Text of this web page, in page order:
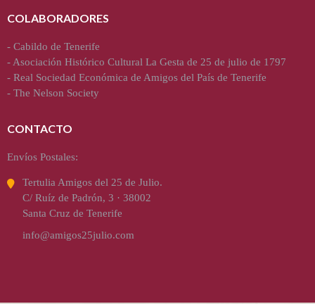
COLABORADORES
- Cabildo de Tenerife
- Asociación Histórico Cultural La Gesta de 25 de julio de 1797
- Real Sociedad Económica de Amigos del País de Tenerife
- The Nelson Society
CONTACTO
Envíos Postales:
Tertulia Amigos del 25 de Julio.
C/ Ruíz de Padrón, 3 · 38002
Santa Cruz de Tenerife
info@amigos25julio.com